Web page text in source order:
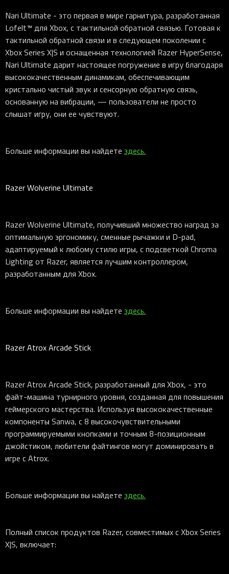
Nari Ultimate - это первая в мире гарнитура, разработанная
Lofelt™ для Xbox, с тактильной обратной связью. Готовая к
тактильной обратной связи и в следующем поколении с
Xbox Series X|S и оснащенная технологией Razer HyperSense,
Nari Ultimate дарит настоящее погружение в игру благодаря
высококачественным динамикам, обеспечивающим
кристально чистый звук и сенсорную обратную связь,
основанную на вибрации, — пользователи не просто
слышат игру, они ее чувствуют.
Больше информации вы найдете здесь.
Razer Wolverine Ultimate
Razer Wolverine Ultimate, получивший множество наград за
оптимальную эргономику, сменные рычажки и D-pad,
адаптируемый к любому стилю игры, с подсветкой Chroma
Lighting от Razer, является лучшим контроллером,
разработанным для Xbox.
Больше информации вы найдете здесь.
Razer Atrox Arcade Stick
Razer Atrox Arcade Stick, разработанный для Xbox, - это
файт-машина турнирного уровня, созданная для повышения
геймерского мастерства. Используя высококачественные
компоненты Sanwa, с 8 высокочувствительными
программируемыми кнопками и точным 8-позиционным
джойстиком, любители файтингов могут доминировать в
игре с Atrox.
Больше информации вы найдете здесь.
Полный список продуктов Razer, совместимых с Xbox Series
X|S, включает: